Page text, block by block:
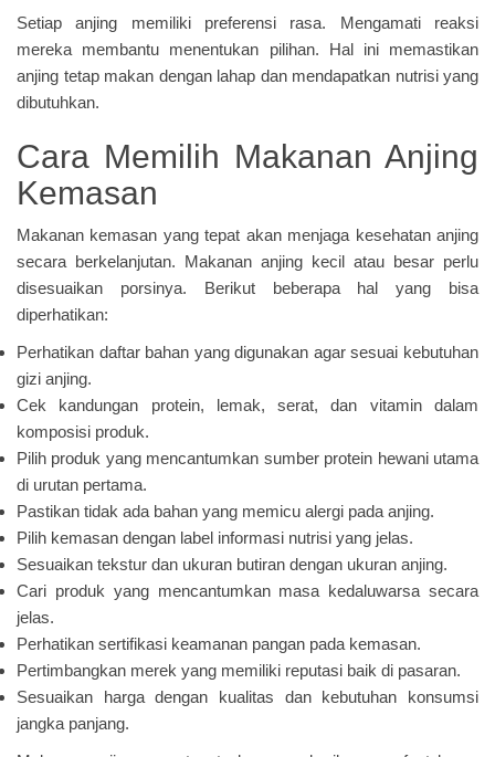
Setiap anjing memiliki preferensi rasa. Mengamati reaksi
mereka membantu menentukan pilihan. Hal ini memastikan
anjing tetap makan dengan lahap dan mendapatkan nutrisi yang
dibutuhkan.
Cara Memilih Makanan Anjing
Kemasan
Makanan kemasan yang tepat akan menjaga kesehatan anjing
secara berkelanjutan. Makanan anjing kecil atau besar perlu
disesuaikan porsinya. Berikut beberapa hal yang bisa
diperhatikan:
Perhatikan daftar bahan yang digunakan agar sesuai kebutuhan
gizi anjing.
Cek kandungan protein, lemak, serat, dan vitamin dalam
komposisi produk.
Pilih produk yang mencantumkan sumber protein hewani utama
di urutan pertama.
Pastikan tidak ada bahan yang memicu alergi pada anjing.
Pilih kemasan dengan label informasi nutrisi yang jelas.
Sesuaikan tekstur dan ukuran butiran dengan ukuran anjing.
Cari produk yang mencantumkan masa kedaluwarsa secara
jelas.
Perhatikan sertifikasi keamanan pangan pada kemasan.
Pertimbangkan merek yang memiliki reputasi baik di pasaran.
Sesuaikan harga dengan kualitas dan kebutuhan konsumsi
jangka panjang.